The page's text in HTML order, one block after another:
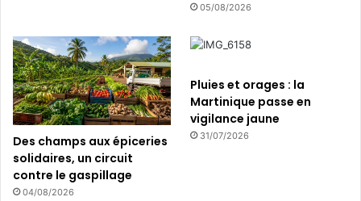
05/08/2026
Des champs aux épiceries
solidaires, un circuit
contre le gaspillage
04/08/2026
Pluies et orages : la
Martinique passe en
vigilance jaune
31/07/2026